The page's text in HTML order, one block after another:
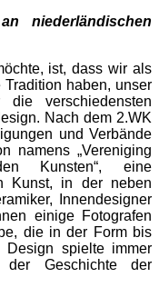
niederländischen
ist, dass wir als
haben, unser
verschiedensten
Nach dem 2.WK
und Verbände
namens „Vereniging
Kunsten“, eine
Kunst, in der neben
Innendesigner
einige Fotografen
die in der Form bis
Design spielte immer
Geschichte der